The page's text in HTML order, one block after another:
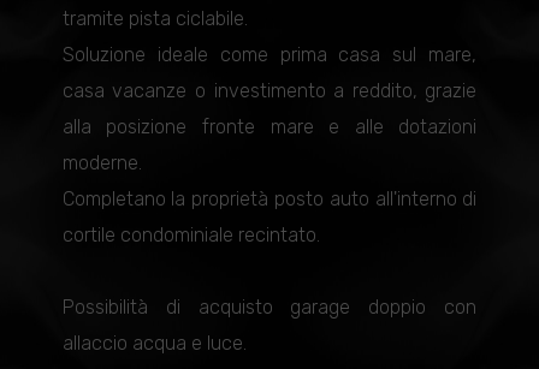
tramite pista ciclabile.
Soluzione ideale come prima casa sul mare,
casa vacanze o investimento a reddito, grazie
alla posizione fronte mare e alle dotazioni
moderne.
Completano la proprietà posto auto all'interno di
cortile condominiale recintato.
Possibilità di acquisto garage doppio con
allaccio acqua e luce.